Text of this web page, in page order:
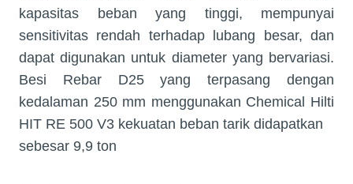
kapasitas beban yang tinggi, mempunyai
sensitivitas rendah terhadap lubang besar, dan
dapat digunakan untuk diameter yang bervariasi.
Besi Rebar D25 yang terpasang dengan
kedalaman 250 mm menggunakan Chemical Hilti
HIT RE 500 V3 kekuatan beban tarik didapatkan
sebesar 9,9 ton